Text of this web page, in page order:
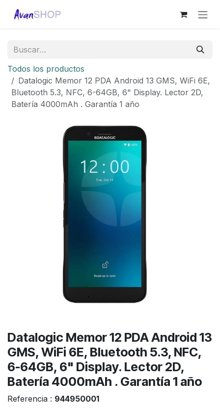
Todos los productos
Datalogic Memor 12 PDA Android 13 GMS, WiFi 6E,
Bluetooth 5.3, NFC, 6-64GB, 6" Display. Lector 2D,
Batería 4000mAh . Garantía 1 año
Datalogic Memor 12 PDA Android 13
GMS, WiFi 6E, Bluetooth 5.3, NFC,
6-64GB, 6" Display. Lector 2D,
Batería 4000mAh . Garantía 1 año
Referencia : 944950001